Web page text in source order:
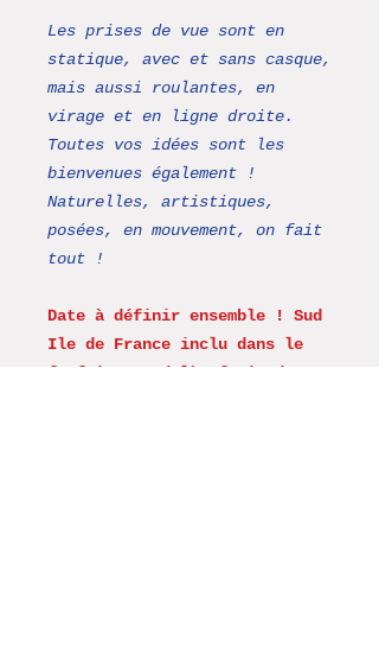
Les prises de vue sont en
statique, avec et sans casque,
mais aussi roulantes, en
virage et en ligne droite.
Toutes vos idées sont les
bienvenues également !
Naturelles, artistiques,
posées, en mouvement, on fait
tout !
Date à définir ensemble ! Sud
Ile de France inclu dans le
forfait, au delà, frais de